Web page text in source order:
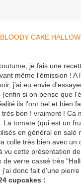
je fais une
même l'émission ! A
j'ai eu envie
si on pense que
ils l'ont bel et bien
bon ! vraiment ! Ca
La tomate (qui est un
en général en salé
colle très bien avec un
vu cette présentation
de verre cassé très
donc fait d'une pierre
cupcakes :